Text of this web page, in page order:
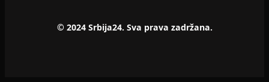
© 2024 Srbija24. Sva prava zadržana.